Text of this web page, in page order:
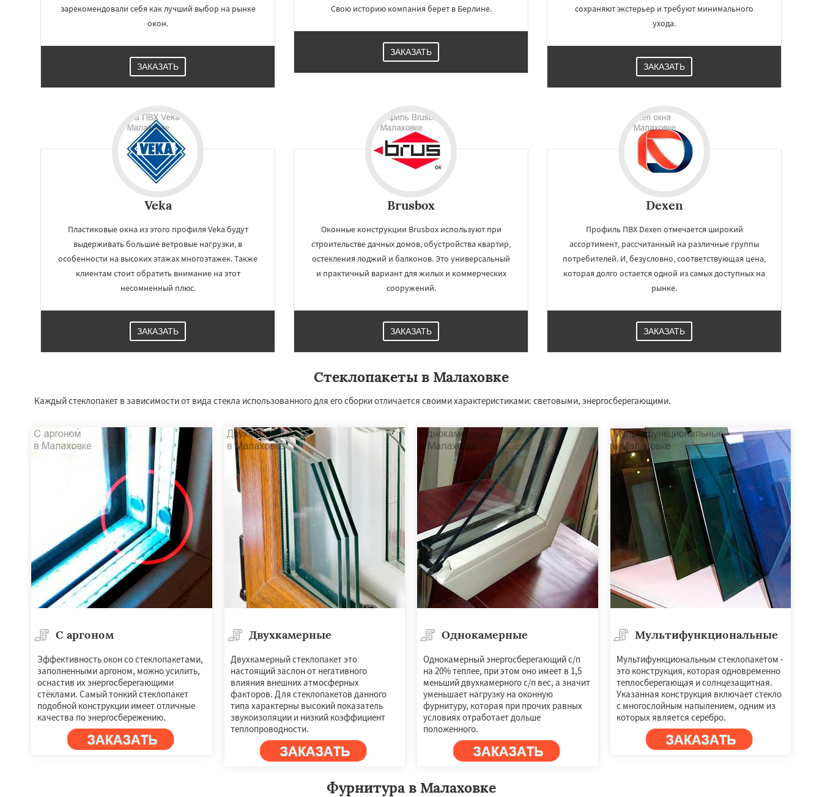
регионам
×
Монино
Нахабино
Некрасовское Обухово Октябрьский
Правдинский
Решетниково
Томилино Тучково Уваровка
Удельная
Фосфоритный Фряново Хорлово
Черкизово Черусти Шаховская
зарекомендовали себя как лучший выбор на рынке
окон.
ЗАКАЗАТЬ
Свою историю компания берет в Берлине.
ЗАКАЗАТЬ
сохраняют экстерьер и требуют минимального
ухода.
ЗАКАЗАТЬ
Veka
Пластиковые окна из этого профиля Veka будут
выдерживать большие ветровые нагрузки, в
особенности на высоких этажах многоэтажек. Также
клиентам стоит обратить внимание на этот
несомненный плюс.
ЗАКАЗАТЬ
Brusbox
Оконные конструкции Brusbox используют при
строительстве дачных домов, обустройства квартир,
остекления лоджий и балконов. Это универсальный
и практичный вариант для жилых и коммерческих
сооружений.
ЗАКАЗАТЬ
Dexen
Профиль ПВХ Dexen отмечается широкий
ассортимент, рассчитанный на различные группы
потребителей. И, безусловно, соответствующая цена,
которая долго остается одной из самых доступных на
рынке.
ЗАКАЗАТЬ
Стеклопакеты в Малаховке
Каждый стеклопакет в зависимости от вида стекла использованного для его сборки отличается своими характеристиками: световыми, энергосберегающими.
С аргоном
Эффективность окон со стеклопакетами,
заполненными аргоном, можно усилить,
оснастив их энергосберегающими
стёклами. Самый тонкий стеклопакет
подобной конструкции имеет отличные
качества по энергосбережению.
Двухкамерные
Двухкамерный стеклопакет это
настоящий заслон от негативного
влияния внешних атмосферных
факторов. Для стеклопакетов данного
типа характерны высокий показатель
звукоизоляции и низкий коэффициент
теплопроводности.
Однокамерные
Однокамерный энергосберегающий с/п
на 20% теплее, при этом оно имеет в 1,5
меньший двухкамерного с/п вес, а значит
уменьшает нагрузку на оконную
фурнитуру, которая при прочих равных
условиях отработает дольше
положенного.
Мультифункциональные
Мультифункциональным стеклопакетом -
это конструкция, которая одновременно
теплосберегающая и солнцезащитная.
Указанная конструкция включает стекло
с многослойным напылением, одним из
которых является серебро.
Фурнитура в Малаховке